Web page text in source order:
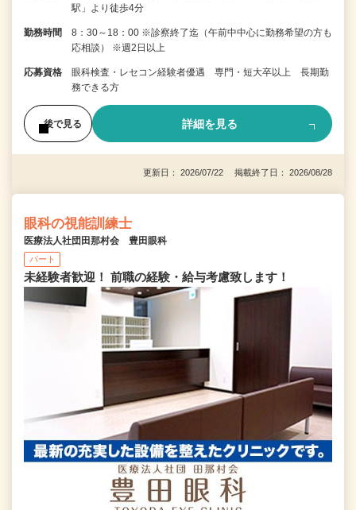
駅」より徒歩4分
勤務時間
8：30～18：00 ※診察終了迄（午前中中心に勤務希望の方も
応相談） ※週2日以上
応募資格
眼科検査・レセコン経験者優遇 専門・短大卒以上 長期勤
務できる方
後で見る 詳細を見る
更新日： 2026/07/22 掲載終了日： 2026/08/28
眼科の視能訓練士
医療法人社団田那村会 豊田眼科
パート
未経験者歓迎！ 前職の経験・給与考慮致します！